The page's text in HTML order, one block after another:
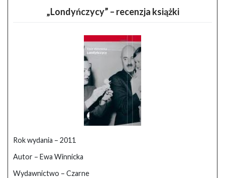
„Londyńczycy” – recenzja książki
Rok wydania – 2011
Autor – Ewa Winnicka
Wydawnictwo – Czarne